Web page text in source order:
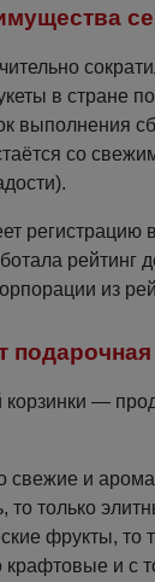
в стране
выполнения
со
регистрацию
рейтинг
из
корзинки —
свежие и
то только
фрукты, то
и с